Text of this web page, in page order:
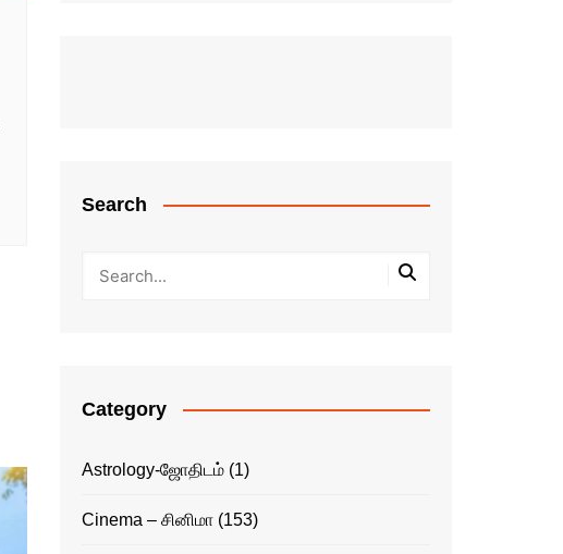
Search
Category
Astrology-ஜோதிடம் (1)
Cinema – சினிமா (153)